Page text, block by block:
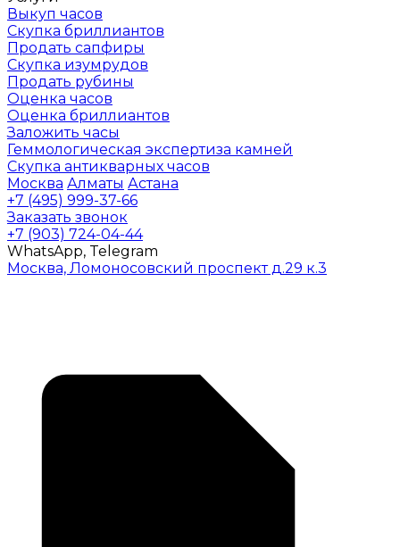
Выкуп часов
Скупка бриллиантов
Продать сапфиры
Скупка изумрудов
Продать рубины
Оценка часов
Оценка бриллиантов
Заложить часы
Геммологическая экспертиза камней
Скупка антикварных часов
Москва Алматы Астана
+7 (495) 999-37-66
Заказать звонок
+7 (903) 724-04-44
WhatsApp, Telegram
Москва, Ломоносовский проспект д.29 к.3